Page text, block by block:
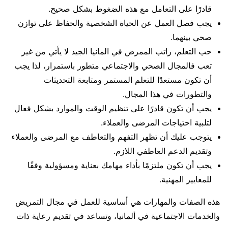
قادرًا على التعامل مع هذه الضغوط بشكل صحيح.
يجب فصل العمل عن الحياة الشخصية والحفاظ على توازن
صحي بينهما.
حب التعلم، راتب الممرض في المانيا الجيد لا يأتي من غير
تعب فالمجال الصحي والاجتماعي متطور باستمرار، لذا يجب
أن تكون مستعدًا للتعلم المستمر ومتابعة التحديثات
والتطورات في هذا المجال.
يجب أن تكون قادرًا على تنظيم الوقت والموارد بشكل فعال
لتلبية احتياجات المرضى والعملاء.
يتوجب عليك أن تظهر التفهم والتعاطف مع المرضى والعملاء
وتقديم الدعم العاطفي اللازم.
يجب أن تكون ملتزمًا بأداء مهامك بعناية ومسؤولية وفقًا
للمعايير المهنية.
هذه الصفات والمهارات هي أساسية للعمل في مجال التمريض
والخدمات الاجتماعية في ألمانيا، وتساعد في تقديم رعاية ذات